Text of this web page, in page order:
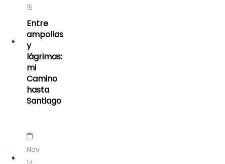
15
Entre
ampollas
y
lágrimas:
mi
Camino
hasta
Santiago
Nov